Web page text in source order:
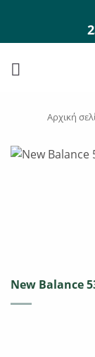
περιεχόμενο
Αρχική
New Balance